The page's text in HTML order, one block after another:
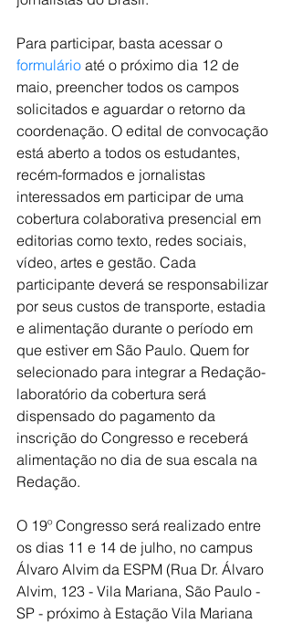
Para participar, basta acessar o
formulário até o próximo dia 12 de
maio, preencher todos os campos
solicitados e aguardar o retorno da
coordenação. O edital de convocação
está aberto a todos os estudantes,
recém-formados e jornalistas
interessados em participar de uma
cobertura colaborativa presencial em
editorias como texto, redes sociais,
vídeo, artes e gestão. Cada
participante deverá se responsabilizar
por seus custos de transporte, estadia
e alimentação durante o período em
que estiver em São Paulo. Quem for
selecionado para integrar a Redação-
laboratório da cobertura será
dispensado do pagamento da
inscrição do Congresso e receberá
alimentação no dia de sua escala na
Redação.
O 19º Congresso será realizado entre
os dias 11 e 14 de julho, no campus
Álvaro Alvim da ESPM (Rua Dr. Álvaro
Alvim, 123 - Vila Mariana, São Paulo -
SP - próximo à Estação Vila Mariana